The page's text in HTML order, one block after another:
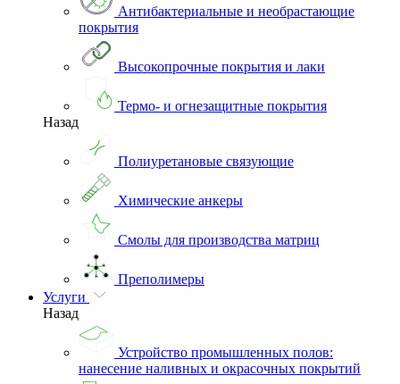
Антибактериальные и необрастающие
покрытия
Высокопрочные покрытия и лаки
Термо- и огнезащитные покрытия
Назад
Полиуретановые связующие
Химические анкеры
Смолы для производства матриц
Преполимеры
Услуги
Назад
Устройство промышленных полов:
нанесение наливных и окрасочных покрытий